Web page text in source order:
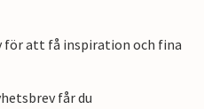
att få inspiration och fina
får du